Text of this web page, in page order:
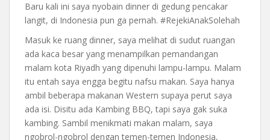
Baru kali ini saya nyobain dinner di gedung pencakar
langit, di Indonesia pun ga pernah. #RejekiAnakSolehah
Masuk ke ruang dinner, saya melihat di sudut ruangan
ada kaca besar yang menampilkan pemandangan
malam kota Riyadh yang dipenuhi lampu-lampu. Malam
itu entah saya engga begitu nafsu makan. Saya hanya
ambil beberapa makanan Western supaya perut saya
ada isi. Disitu ada Kambing BBQ, tapi saya gak suka
kambing. Sambil menikmati makan malam, saya
ngobrol-ngobrol dengan temen-temen Indonesia,